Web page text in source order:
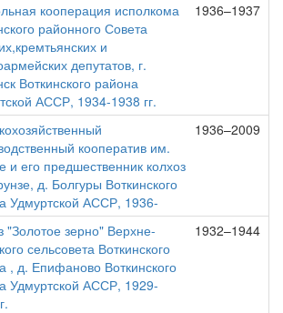
кооперация исполкома
районного Совета
и
депутатов, г.
Воткинского района
АССР, 1934-1938 гг.
1936–1937
кооператив им.
и его предшественник колхоз
д. Болгуры Воткинского
Удмуртской АССР, 1936-
1936–2009
"Золотое зерно" Верхне-
сельсовета Воткинского
, д. Епифаново Воткинского
Удмуртской АССР, 1929-
1932–1944